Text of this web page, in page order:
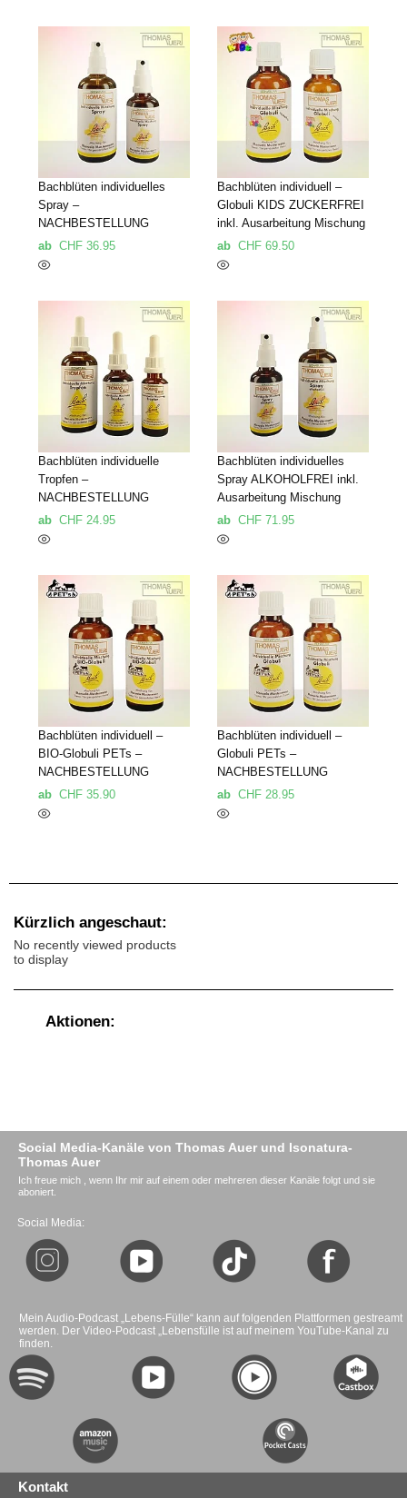
Bachblüten individuelles
Spray –
NACHBESTELLUNG
ab CHF 36.95
Bachblüten individuell –
Globuli KIDS ZUCKERFREI
inkl. Ausarbeitung Mischung
ab CHF 69.50
Bachblüten individuelle
Tropfen –
NACHBESTELLUNG
ab CHF 24.95
Bachblüten individuelles
Spray ALKOHOLFREI inkl.
Ausarbeitung Mischung
ab CHF 71.95
Bachblüten individuell –
BIO-Globuli PETs –
NACHBESTELLUNG
ab CHF 35.90
Bachblüten individuell –
Globuli PETs –
NACHBESTELLUNG
ab CHF 28.95
Kürzlich angeschaut:
No recently viewed products
to display
Aktionen:
Social Media-Kanäle von Thomas Auer und Isonatura-
Thomas Auer
Ich freue mich , wenn Ihr mir auf einem oder mehreren dieser Kanäle folgt und sie
aboniert.
Social Media:
Mein Audio-Podcast „Lebens-Fülle“ kann auf folgenden Plattformen gestreamt
werden. Der Video-Podcast „Lebensfülle ist auf meinem YouTube-Kanal zu
finden.
Kontakt